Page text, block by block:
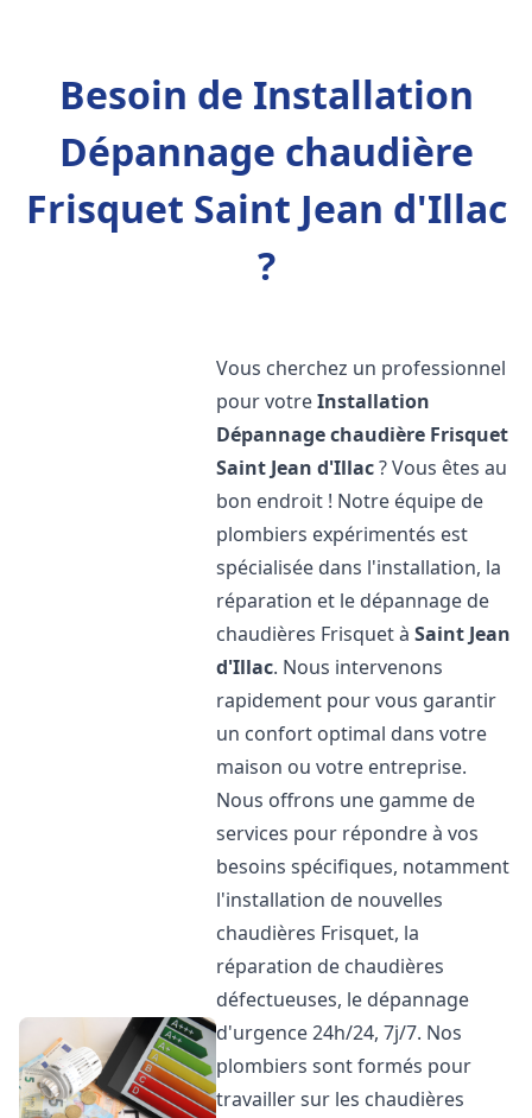
Besoin de Installation
Dépannage chaudière
Frisquet Saint Jean d'Illac
?
Vous cherchez un professionnel
pour votreInstallation
Dépannage chaudière Frisquet
Saint Jean d'Illac? Vous êtes au
bon endroit ! Notre équipe de
plombiers expérimentés est
spécialisée dans l'installation, la
réparation et le dépannage de
chaudières Frisquet àSaint Jean
d'Illac. Nous intervenons
rapidement pour vous garantir
un confort optimal dans votre
maison ou votre entreprise.
Nous offrons une gamme de
services pour répondre à vos
besoins spécifiques, notamment
l'installation de nouvelles
chaudières Frisquet, la
réparation de chaudières
défectueuses, le dépannage
d'urgence 24h/24, 7j/7. Nos
plombiers sont formés pour
travailler sur les chaudières